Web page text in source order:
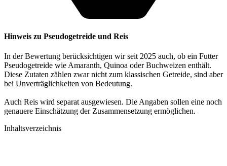
Hinweis zu Pseudogetreide und Reis
In der Bewertung berücksichtigen wir seit 2025 auch, ob ein Futter
Pseudogetreide wie Amaranth, Quinoa oder Buchweizen enthält.
Diese Zutaten zählen zwar nicht zum klassischen Getreide, sind aber
bei Unverträglichkeiten von Bedeutung.
Auch Reis wird separat ausgewiesen. Die Angaben sollen eine noch
genauere Einschätzung der Zusammensetzung ermöglichen.
Inhaltsverzeichnis​